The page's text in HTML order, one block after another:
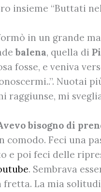
insieme “Buttati
in un grande
balena, quella di
fosse, e veniva
Nuotai
raggiunse, mi
bisogno di
comodo. Feci una
e poi feci delle
. Sembrava
fretta. La mia